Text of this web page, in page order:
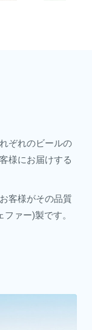
ぞれのビールの
様にお届けする
客様がその品質
ァー)製です。